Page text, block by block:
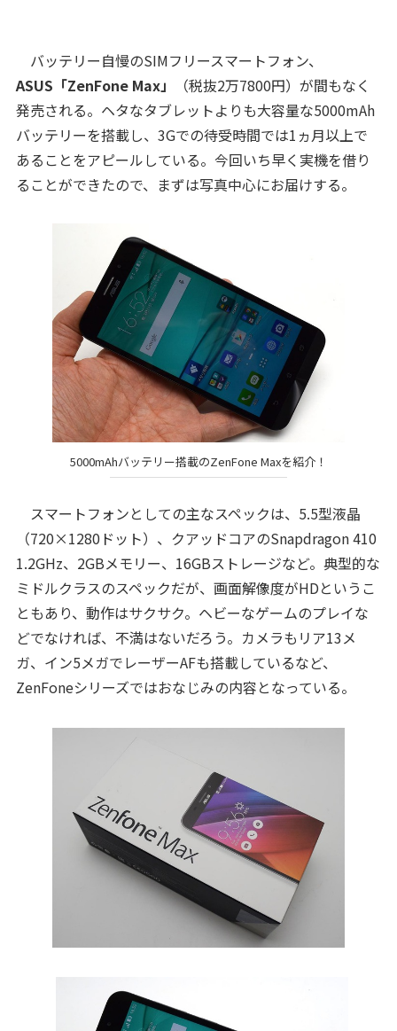
バッテリー自慢のSIMフリースマートフォン、
ASUS「ZenFone Max」
（税抜2万7800円）が間もなく
発売される。ヘタなタブレットよりも大容量な5000mAh
バッテリーを搭載し、3Gでの待受時間では1ヵ月以上で
あることをアピールしている。今回いち早く実機を借り
ることができたので、まずは写真中心にお届けする。
5000mAhバッテリー搭載のZenFone Maxを紹介！
スマートフォンとしての主なスペックは、5.5型液晶
（720×1280ドット）、クアッドコアのSnapdragon 410
1.2GHz、2GBメモリー、16GBストレージなど。典型的な
ミドルクラスのスペックだが、画面解像度がHDというこ
ともあり、動作はサクサク。ヘビーなゲームのプレイな
どでなければ、不満はないだろう。カメラもリア13メ
ガ、イン5メガでレーザーAFも搭載しているなど、
ZenFoneシリーズではおなじみの内容となっている。